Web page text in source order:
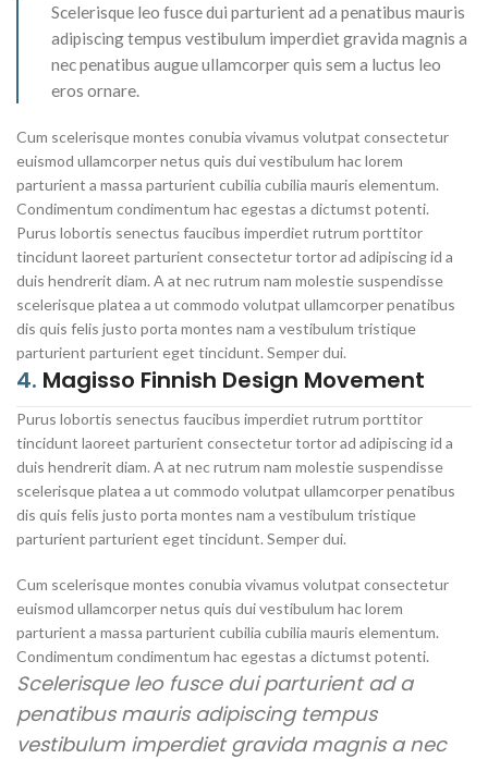
Scelerisque leo fusce dui parturient ad a penatibus mauris
adipiscing tempus vestibulum imperdiet gravida magnis a
nec penatibus augue ullamcorper quis sem a luctus leo
eros ornare.
Cum scelerisque montes conubia vivamus volutpat consectetur
euismod ullamcorper netus quis dui vestibulum hac lorem
parturient a massa parturient cubilia cubilia mauris elementum.
Condimentum condimentum hac egestas a dictumst potenti.
Purus lobortis senectus faucibus imperdiet rutrum porttitor
tincidunt laoreet parturient consectetur tortor ad adipiscing id a
duis hendrerit diam. A at nec rutrum nam molestie suspendisse
scelerisque platea a ut commodo volutpat ullamcorper penatibus
dis quis felis justo porta montes nam a vestibulum tristique
parturient parturient eget tincidunt. Semper dui.
4. Magisso Finnish Design Movement
Purus lobortis senectus faucibus imperdiet rutrum porttitor
tincidunt laoreet parturient consectetur tortor ad adipiscing id a
duis hendrerit diam. A at nec rutrum nam molestie suspendisse
scelerisque platea a ut commodo volutpat ullamcorper penatibus
dis quis felis justo porta montes nam a vestibulum tristique
parturient parturient eget tincidunt. Semper dui.
Cum scelerisque montes conubia vivamus volutpat consectetur
euismod ullamcorper netus quis dui vestibulum hac lorem
parturient a massa parturient cubilia cubilia mauris elementum.
Condimentum condimentum hac egestas a dictumst potenti.
Scelerisque leo fusce dui parturient ad a
penatibus mauris adipiscing tempus
vestibulum imperdiet gravida magnis a nec